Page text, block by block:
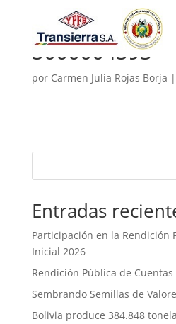
5000004593
por Carmen Julia Rojas Borja |
Entradas
Participación en la Rendición
Inicial 2026
Rendición Pública de
Sembrando Semillas de
Bolivia produce 384.848